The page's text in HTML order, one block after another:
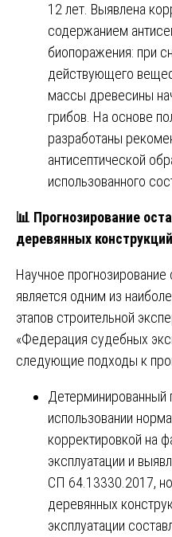
12 лет. Выявлена
содержанием
биопоражения: при
действующего
массы древесины
грибов. На основе
разработаны
антисептической
использованного
📊 Прогнозирование
деревянных конструкций
Научное прогнозирование
является одним из
этапов строительной
«Федерация судебных
следующие подходы к
Детерминированный
использовании
корректировкой на
эксплуатации и
СП 64.13330.2017,
деревянных
эксплуатации